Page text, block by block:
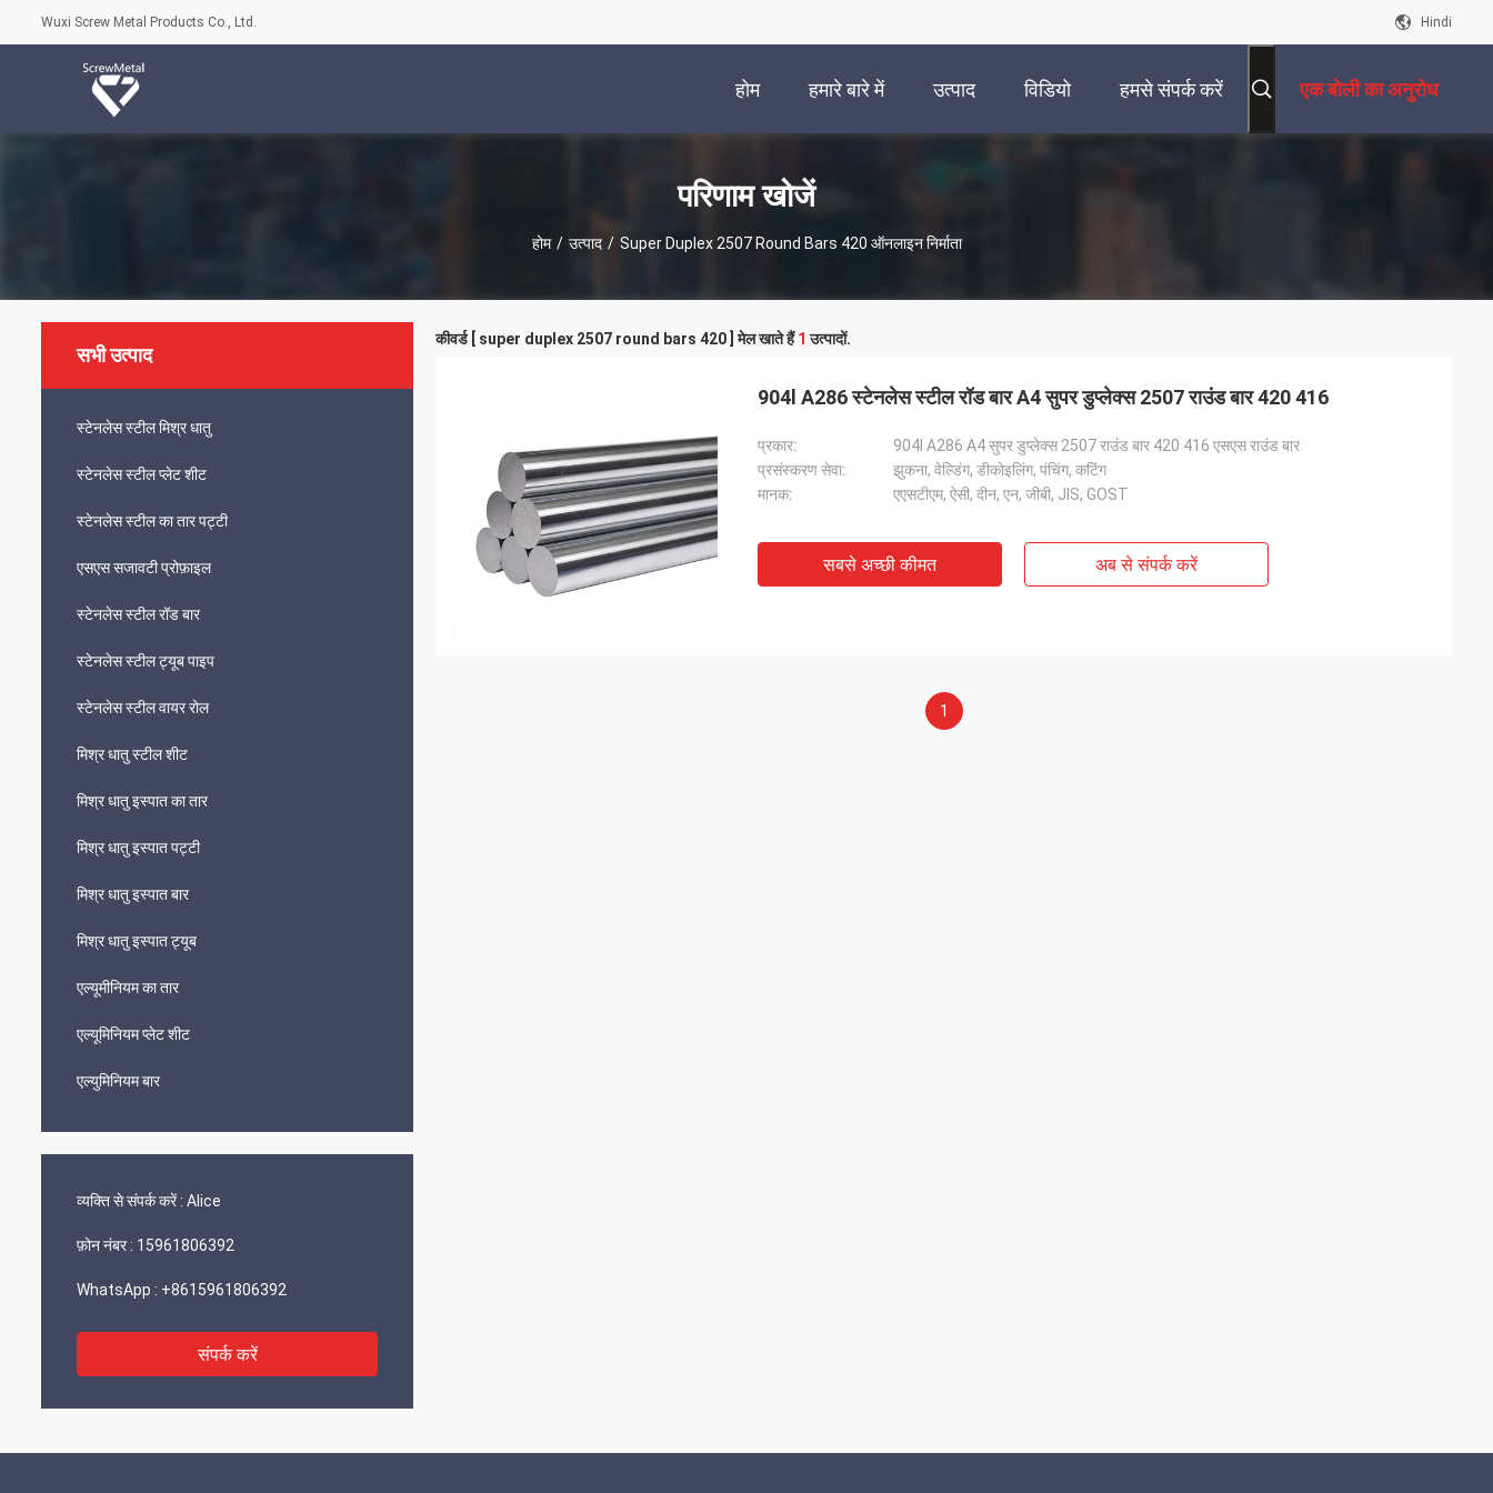
Wuxi Screw Metal Products Co., Ltd. Hindi
होम हमारे बारे में उत्पाद विडियो हमसे संपर्क करें एक बोली का अनुरोध
परिणाम खोजें
होम / उत्पाद / Super Duplex 2507 Round Bars 420 ऑनलाइन निर्माता
सभी उत्पाद
स्टेनलेस स्टील मिश्र धातु
स्टेनलेस स्टील प्लेट शीट
स्टेनलेस स्टील का तार पट्टी
एसएस सजावटी प्रोफ़ाइल
स्टेनलेस स्टील रॉड बार
स्टेनलेस स्टील ट्यूब पाइप
स्टेनलेस स्टील वायर रोल
मिश्र धातु स्टील शीट
मिश्र धातु इस्पात का तार
मिश्र धातु इस्पात पट्टी
मिश्र धातु इस्पात बार
मिश्र धातु इस्पात ट्यूब
एल्यूमीनियम का तार
एल्यूमिनियम प्लेट शीट
एल्युमिनियम बार
व्यक्ति से संपर्क करें : Alice
फ़ोन नंबर : 15961806392
WhatsApp : +8615961806392
संपर्क करें
कीवर्ड [ super duplex 2507 round bars 420 ] मेल खाते हैं1 उत्पादों.
904l A286 स्टेनलेस स्टील रॉड बार A4 सुपर डुप्लेक्स 2507 राउंड बार 420 416
प्रकार:
904l A286 A4 सुपर डुप्लेक्स 2507 राउंड बार 420 416 एसएस राउंड बार
प्रसंस्करण सेवा:
झुकना, वेल्डिंग, डीकोइलिंग, पंचिंग, कटिंग
मानक:
एएसटीएम, ऐसी, दीन, एन, जीबी, JIS, GOST
सबसे अच्छी कीमत अब से संपर्क करें
1